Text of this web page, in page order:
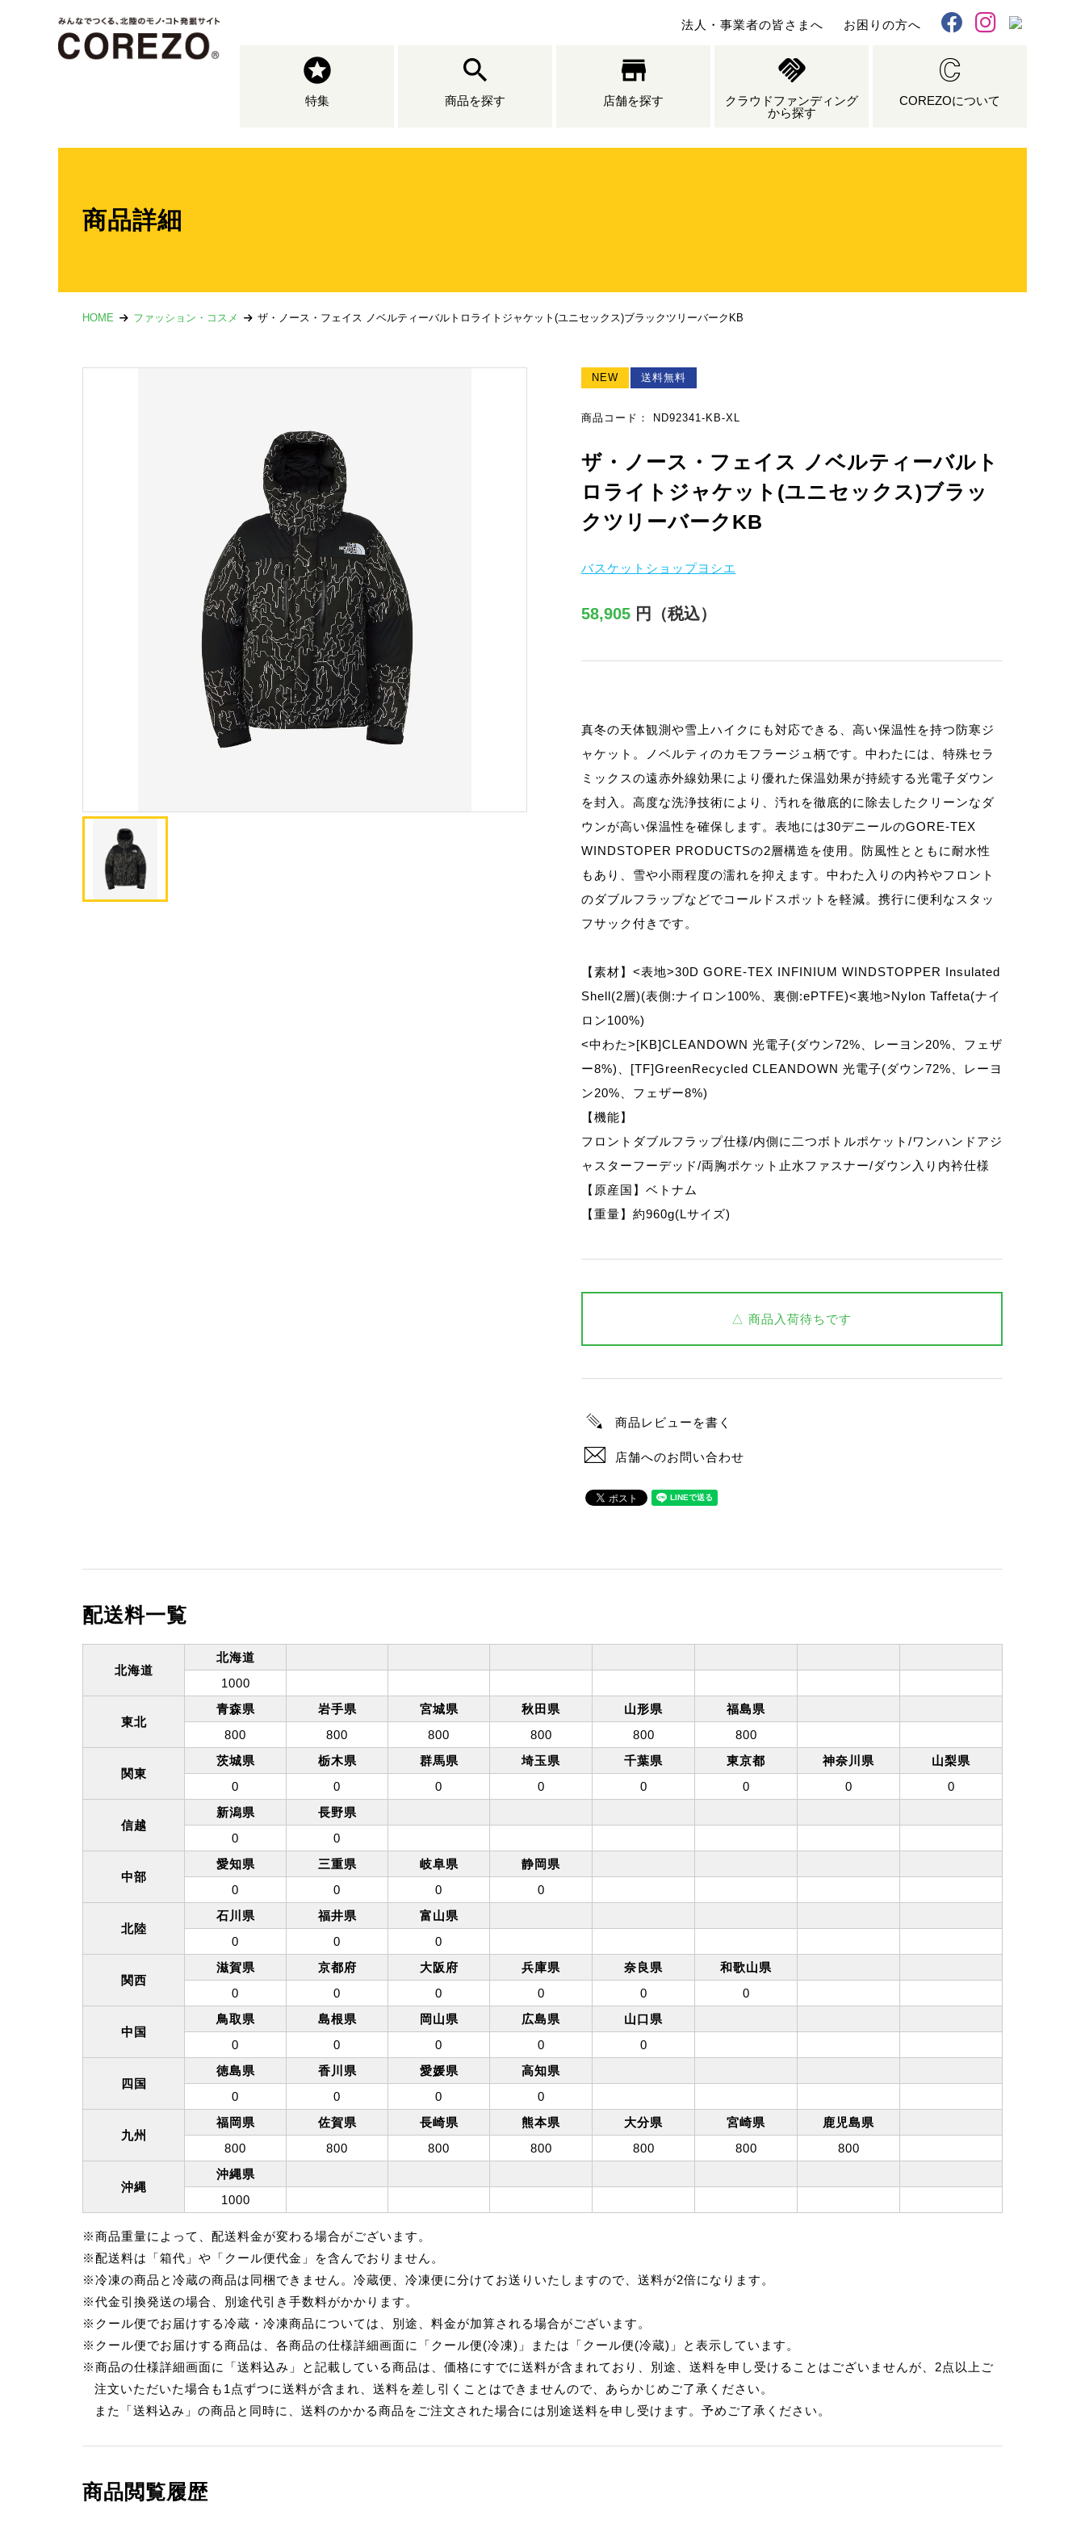
法人・事業者の皆さまへ お困りの方へ
FacebookInstagram
特集 商品を探す 店舗を探す
クラウドファンディング
から探す
COREZOについて
商品詳細
HOME ファッション・コスメ ザ・ノース・フェイス ノベルティーバルトロライトジャケット(ユニセックス)ブラックツリーバークKB
NEW 送料無料
商品コード： ND92341-KB-XL
ザ・ノース・フェイス ノベルティーバルト
ロライトジャケット(ユニセックス)ブラッ
クツリーバークKB
バスケットショップヨシエ
58,905 円（税込）
真冬の天体観測や雪上ハイクにも対応できる、高い保温性を持つ防寒ジ
ャケット。ノベルティのカモフラージュ柄です。中わたには、特殊セラ
ミックスの遠赤外線効果により優れた保温効果が持続する光電子ダウン
を封入。高度な洗浄技術により、汚れを徹底的に除去したクリーンなダ
ウンが高い保温性を確保します。表地には30デニールのGORE-TEX
WINDSTOPER PRODUCTSの2層構造を使用。防風性とともに耐水性
もあり、雪や小雨程度の濡れを抑えます。中わた入りの内衿やフロント
のダブルフラップなどでコールドスポットを軽減。携行に便利なスタッ
フサック付きです。
【素材】<表地>30D GORE-TEX INFINIUM WINDSTOPPER Insulated
Shell(2層)(表側:ナイロン100%、裏側:ePTFE)<裏地>Nylon Taffeta(ナイ
ロン100%)
<中わた>[KB]CLEANDOWN 光電子(ダウン72%、レーヨン20%、フェザ
ー8%)、[TF]GreenRecycled CLEANDOWN 光電子(ダウン72%、レーヨ
ン20%、フェザー8%)
【機能】
フロントダブルフラップ仕様/内側に二つボトルポケット/ワンハンドアジ
ャスターフーデッド/両胸ポケット止水ファスナー/ダウン入り内衿仕様
【原産国】ベトナム
【重量】約960g(Lサイズ)
△ 商品入荷待ちです
商品レビューを書く
店舗へのお問い合わせ
配送料一覧
北海道
北海道
1000
東北
青森県 岩手県 宮城県 秋田県 山形県
福島県
800
800 800 800 800 800
関東
茨城県 栃木県 群馬県 埼玉県 千葉県 東京都 神奈川県
山梨県
0
0 0 0 0 0 0 0
信越
新潟県
長野県
0
0
中部
愛知県 三重県 岐阜県
静岡県
0
0 0 0
北陸
石川県 福井県
富山県
0
0 0
関西
滋賀県 京都府 大阪府 兵庫県 奈良県
和歌山県
0
0 0 0 0 0
中国
鳥取県 島根県 岡山県 広島県
山口県
0
0 0 0 0
四国
徳島県 香川県 愛媛県
高知県
0
0 0 0
九州
福岡県 佐賀県 長崎県 熊本県 大分県 宮崎県
鹿児島県
800
800 800 800 800 800 800
沖縄
沖縄県
1000
※商品重量によって、配送料金が変わる場合がございます。
※配送料は「箱代」や「クール便代金」を含んでおりません。
※冷凍の商品と冷蔵の商品は同梱できません。冷蔵便、冷凍便に分けてお送りいたしますので、送料が2倍になります。
※代金引換発送の場合、別途代引き手数料がかかります。
※クール便でお届けする冷蔵・冷凍商品については、別途、料金が加算される場合がございます。
※クール便でお届けする商品は、各商品の仕様詳細画面に「クール便(冷凍)」または「クール便(冷蔵)」と表示しています。
※商品の仕様詳細画面に「送料込み」と記載している商品は、価格にすでに送料が含まれており、別途、送料を申し受けることはございませんが、2点以上ご
注文いただいた場合も1点ずつに送料が含まれ、送料を差し引くことはできませんので、あらかじめご了承ください。
また「送料込み」の商品と同時に、送料のかかる商品をご注文された場合には別途送料を申し受けます。予めご了承ください。
商品閲覧履歴